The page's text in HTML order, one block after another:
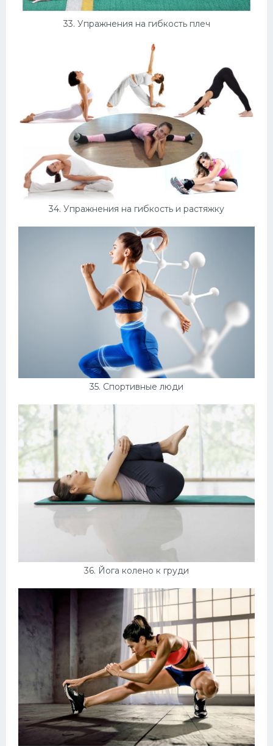
33. Упражнения на гибкость плеч
34. Упражнения на гибкость и растяжку
35. Спортивные люди
36. Йога колено к груди